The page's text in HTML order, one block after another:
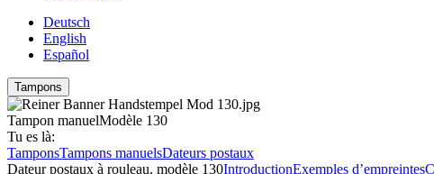
Deutsch
English
Español
Tampons
Tampon manuelModèle 130
Tu es là:
TamponsTampons manuelsDateurs postaux
Dateur postaux à rouleau, modèle 130IntroductionExemples d’empreintes